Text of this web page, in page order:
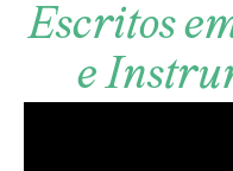
Escritos
e